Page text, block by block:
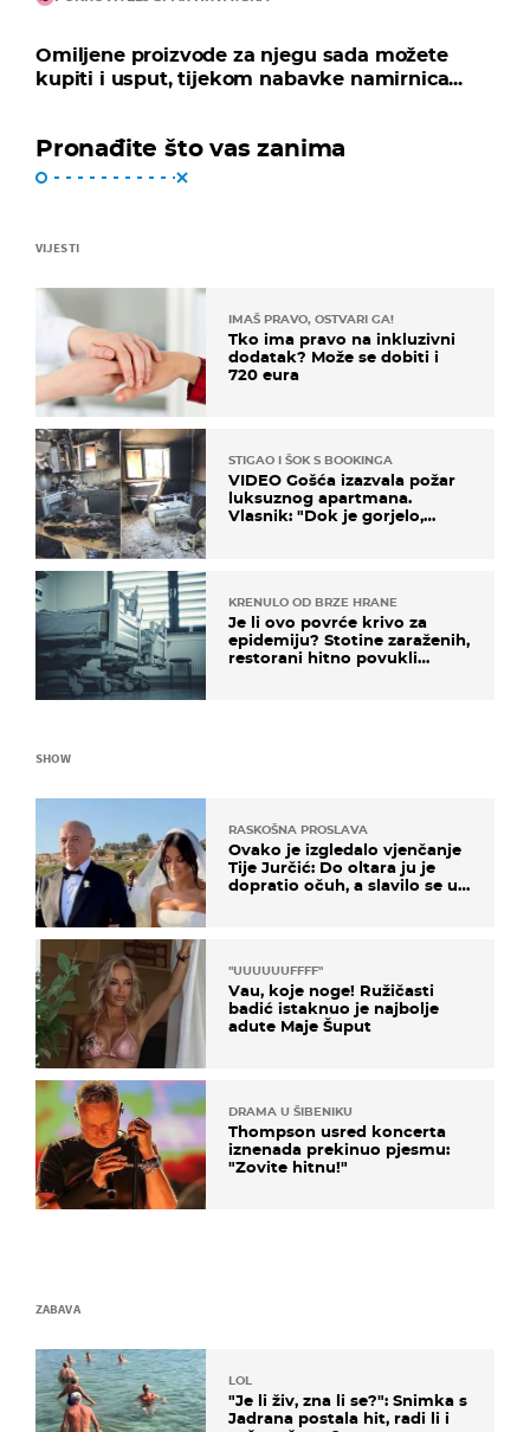
Omiljene proizvode za njegu sada možete
kupiti i usput, tijekom nabavke namirnica...
Pronađite što vas zanima
VIJESTI
IMAŠ PRAVO, OSTVARI GA!
Tko ima pravo na inkluzivni
dodatak? Može se dobiti i
720 eura
STIGAO I ŠOK S BOOKINGA
VIDEO Gošća izazvala požar
luksuznog apartmana.
Vlasnik: "Dok je gorjelo,
KRENULO OD BRZE HRANE
Je li ovo povrće krivo za
epidemiju? Stotine zaraženih,
restorani hitno povukli
SHOW
RASKOŠNA PROSLAVA
Ovako je izgledalo vjenčanje
Tije Jurčić: Do oltara ju je
dopratio očuh, a slavilo se uz
"UUUUUUFFFF"
Vau, koje noge! Ružičasti
badić istaknuo je najbolje
adute Maje Šuput
DRAMA U ŠIBENIKU
Thompson usred koncerta
iznenada prekinuo pjesmu:
"Zovite hitnu!"
ZABAVA
LOL
"Je li živ, zna li se?": Snimka s
Jadrana postala hit, radi li i